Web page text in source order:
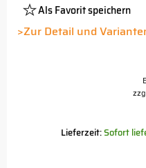
Als Favorit speichern
>Zur Detail und
Lieferzeit:Sofort